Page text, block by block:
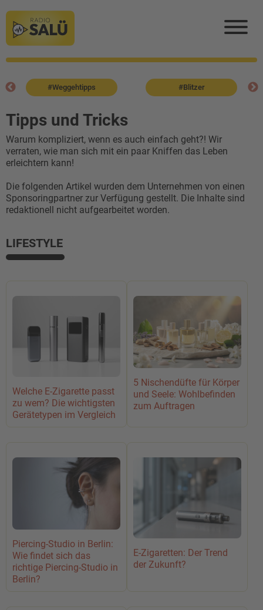
#Weggehtipps #Blitzer
Tipps und Tricks
Warum kompliziert, wenn es auch einfach geht?! Wir
verraten, wie man sich mit ein paar Kniffen das Leben
erleichtern kann!
Die folgenden Artikel wurden dem Unternehmen von einen
Sponsoringpartner zur Verfügung gestellt. Die Inhalte sind
redaktionell nicht aufgearbeitet worden.
LIFESTYLE
Welche E-Zigarette passt
zu wem? Die wichtigsten
Gerätetypen im Vergleich
5 Nischendüfte für Körper
und Seele: Wohlbefinden
zum Auftragen
Piercing-Studio in Berlin:
Wie findet sich das
richtige Piercing-Studio in
Berlin?
E-Zigaretten: Der Trend
der Zukunft?